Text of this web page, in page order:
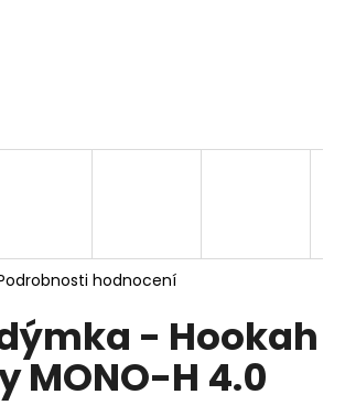
hodnocení
- Hookah
MONO-H 4.0
HLEDAT